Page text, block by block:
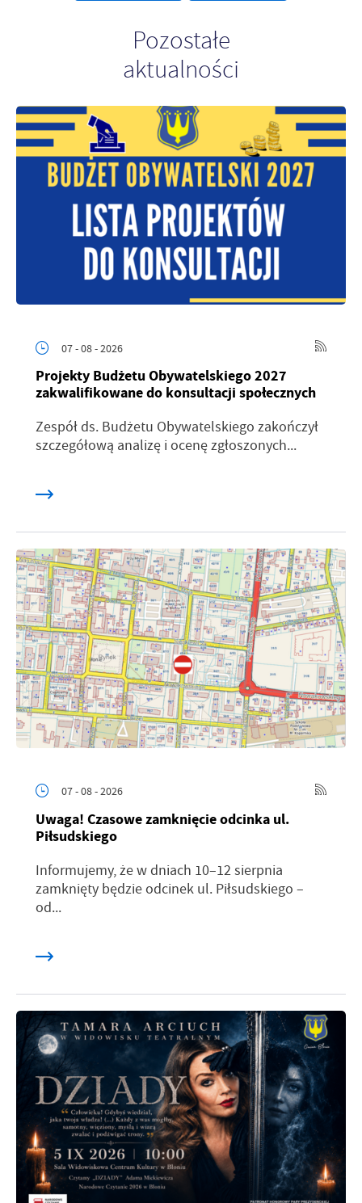
Pozostałe
aktualności
07 - 08 - 2026
Projekty Budżetu Obywatelskiego 2027
zakwalifikowane do konsultacji społecznych
Zespół ds. Budżetu Obywatelskiego zakończył
szczegółową analizę i ocenę zgłoszonych...
07 - 08 - 2026
Uwaga! Czasowe zamknięcie odcinka ul.
Piłsudskiego
Informujemy, że w dniach 10–12 sierpnia
zamknięty będzie odcinek ul. Piłsudskiego –
od...
Firmy te działają w charakterze pośredników prezentujących nasze